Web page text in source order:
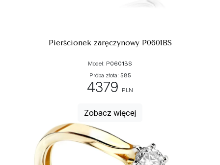
Pierścionek zaręczynowy P0601BS
Model: P0601BS
Próba złota: 585
4379 PLN
Zobacz więcej